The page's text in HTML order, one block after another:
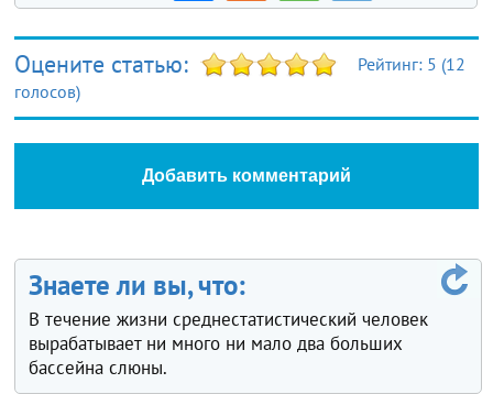
Оцените статью: Рейтинг: 5 (12
голосов)
Добавить комментарий
Знаете ли вы, что:
В течение жизни среднестатистический человек
вырабатывает ни много ни мало два больших
бассейна слюны.